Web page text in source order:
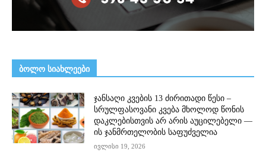
ᲑᲝᲚᲝ ᲡᲘᲐᲮᲚᲔᲔᲑᲘ
ჯანსაღი კვების 13 ძირითადი წესი –
სრულფასოვანი კვება მხოლოდ წონის
დაკლებისთვის არ არის აუცილებელი —
ის ჯანმრთელობის საფუძველია
ივლისი 19, 2026